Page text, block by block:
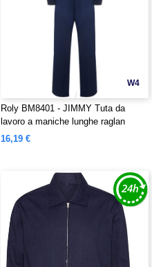
W4
Roly BM8401 - JIMMY Tuta da
lavoro a maniche lunghe raglan
16,19 €